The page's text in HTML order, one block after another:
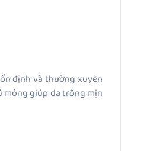
định và thường xuyên
mỏng giúp da trông mịn